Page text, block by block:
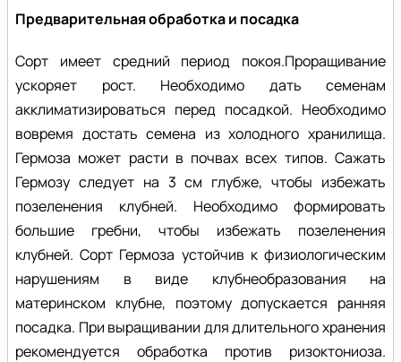
Предварительная обработка и посадка
Сорт имеет средний период покоя.Проращивание
ускоряет рост. Необходимо дать семенам
акклиматизироваться перед посадкой. Необходимо
вовремя достать семена из холодного хранилища.
Гермоза может расти в почвах всех типов. Сажать
Гермозу следует на 3 см глубже, чтобы избежать
позеленения клубней. Необходимо формировать
большие гребни, чтобы избежать позеленения
клубней. Сорт Гермоза устойчив к физиологическим
нарушениям в виде клубнеобразования на
материнском клубне, поэтому допускается ранняя
посадка. При выращивании для длительного хранения
рекомендуется обработка против ризоктониоза.